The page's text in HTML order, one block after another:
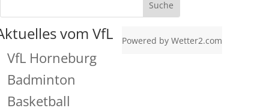
vom VfL
VfL Horneburg
Badminton
Basketball
Powered by Wetter2.com